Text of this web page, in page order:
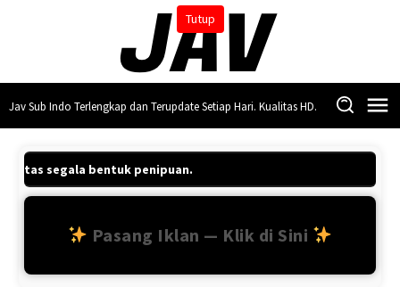
Tutup
Jav Sub Indo Terlengkap dan Terupdate Setiap Hari. Kualitas HD.
atas segala bentuk penipuan.
Pasang Iklan — Klik di Sini